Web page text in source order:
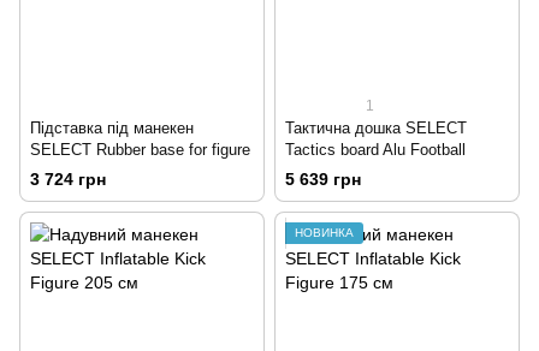
Підставка під манекен
SELECT Rubber base for figure
3 724 грн
1
Тактична дошка SELECT
Tactics board Alu Football
5 639 грн
НОВИНКА